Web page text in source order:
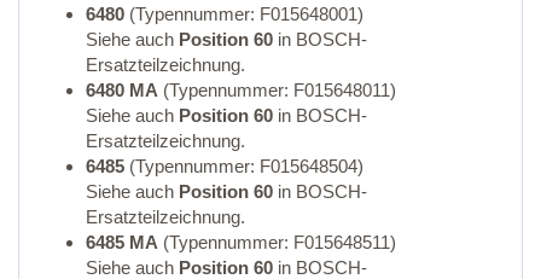
6480 (Typennummer: F015648001)
Siehe auch Position 60 in BOSCH-
Ersatzteilzeichnung.
6480 MA (Typennummer: F015648011)
Siehe auch Position 60 in BOSCH-
Ersatzteilzeichnung.
6485 (Typennummer: F015648504)
Siehe auch Position 60 in BOSCH-
Ersatzteilzeichnung.
6485 MA (Typennummer: F015648511)
Siehe auch Position 60 in BOSCH-